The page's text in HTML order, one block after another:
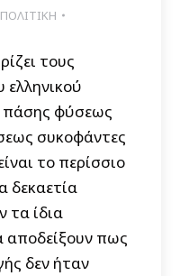
ΠΟΛΙΤΙΚΗ
τους
ελληνικού
πάσης φύσεως
συκοφάντες
το περίσσιο
δεκαετία
τα ίδια
αποδείξουν πως
δεν ήταν